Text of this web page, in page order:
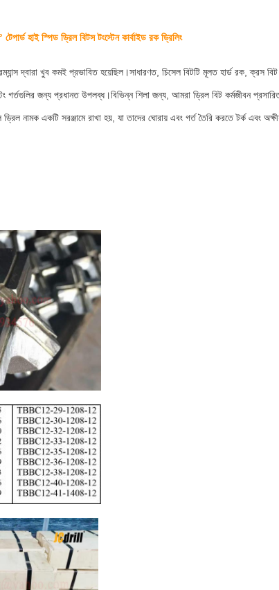
হাই স্পিড ড্রিল বিটস টংস্টেন কার্বাইড রক ড্রিলিং
দ্বারা খুব কমই প্রভাবিত হয়েছিল।সাধারণত, চিসেল বিটটি মূলত হার্ড রক, ক্রস
গর্তগুলির জন্য প্রধানত উপলব্ধ।বিভিন্ন শিলা জন্য, আমরা ড্রিল বিট কর্মজীবন
নামক একটি সরঞ্জামে রাখা হয়, যা তাদের ঘোরায় এবং গর্ত তৈরি করতে টর্ক এবং